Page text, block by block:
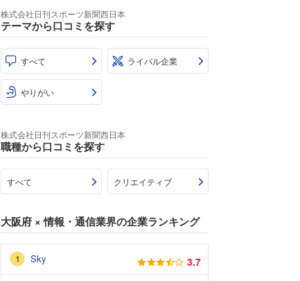
株式会社日刊スポーツ新聞西日本
テーマから口コミを探す
すべて ライバル企業
やりがい
株式会社日刊スポーツ新聞西日本
職種から口コミを探す
すべて クリエイティブ
大阪府 ×情報・通信業界の企業ランキング
Sky 3.7